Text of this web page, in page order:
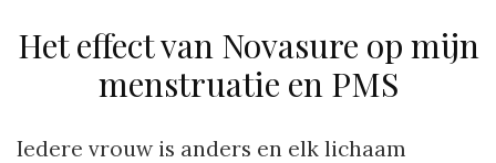
Het effect van Novasure op mijn
menstruatie en PMS
Iedere vrouw is anders en elk lichaam